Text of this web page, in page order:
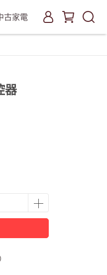
古家電
器